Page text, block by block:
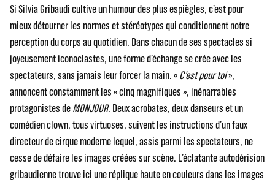
Si Silvia Gribaudi cultive un humour des plus espiègles, c’est pour
mieux détourner les normes et stéréotypes qui conditionnent notre
perception du corps au quotidien. Dans chacun de ses spectacles si
joyeusement iconoclastes, une forme d’échange se crée avec les
spectateurs, sans jamais leur forcer la main. «C’est pour toi»,
annoncent constamment les « cinq magnifiques », inénarrables
protagonistes deMONJOUR. Deux acrobates, deux danseurs et un
comédien clown, tous virtuoses, suivent les instructions d’un faux
directeur de cirque moderne lequel, assis parmi les spectateurs, ne
cesse de défaire les images créées sur scène. L’éclatante autodérision
gribaudienne trouve ici une réplique haute en couleurs dans les images